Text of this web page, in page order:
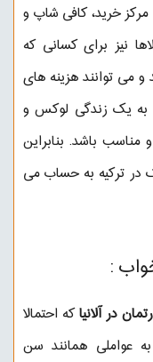
مرکز خرید، کافی شاپ و
نیز برای کسانی که
و می توانند هزینه های
به یک زندگی لوکس و
مناسب باشد. بنابراین
در ترکیه به حساب می
:
در آلانیاکه احتمالا
عواملی همانند سن